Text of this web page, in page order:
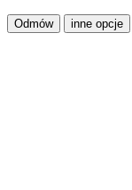
Odmów inne opcje